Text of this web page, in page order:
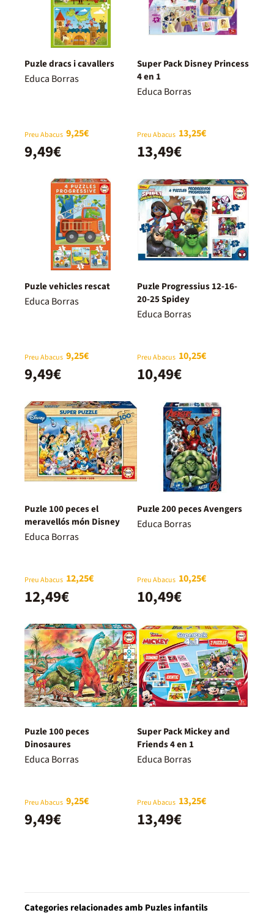
Puzle dracs i cavallers
Educa Borras
Preu Abacus 9,25€
9,49€
Super Pack Disney Princess
4 en 1
Educa Borras
Preu Abacus 13,25€
13,49€
Puzle vehicles rescat
Educa Borras
Preu Abacus 9,25€
9,49€
Puzle Progressius 12-16-
20-25 Spidey
Educa Borras
Preu Abacus 10,25€
10,49€
Puzle 100 peces el
meravellós món Disney
Educa Borras
Preu Abacus 12,25€
12,49€
Puzle 200 peces Avengers
Educa Borras
Preu Abacus 10,25€
10,49€
Puzle 100 peces
Dinosaures
Educa Borras
Preu Abacus 9,25€
9,49€
Super Pack Mickey and
Friends 4 en 1
Educa Borras
Preu Abacus 13,25€
13,49€
Categories relacionades amb Puzles infantils